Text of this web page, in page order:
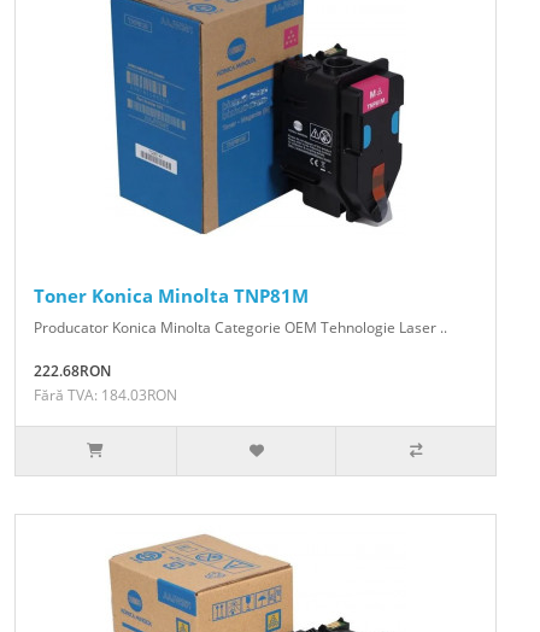
Toner Konica Minolta TNP81M
Producator Konica Minolta Categorie OEM Tehnologie Laser ..
222.68RON
Fără TVA: 184.03RON